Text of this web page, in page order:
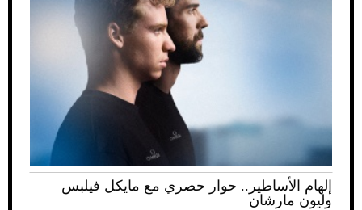
إلهام الأساطير.. حوار حصري مع مايكل فيلبس
وليون مارشان